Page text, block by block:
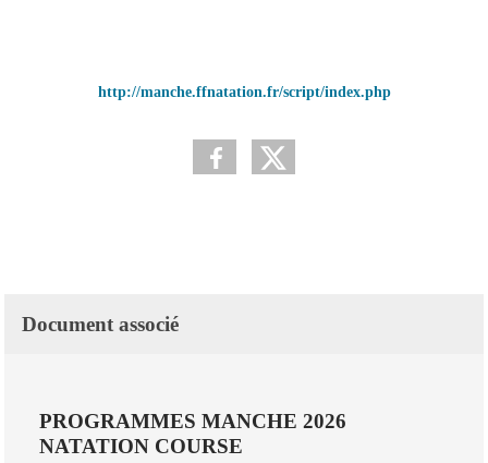
http://manche.ffnatation.fr/script/index.php
Document associé
PROGRAMMES MANCHE 2026
NATATION COURSE